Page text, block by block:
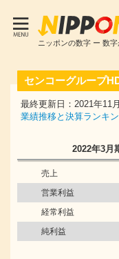
ニッポンの数字 ー 数
センコーグループ
最終更新日：2021年11
業績推移と決算ランキ
2022年3月
売上
営業利益
経常利益
純利益